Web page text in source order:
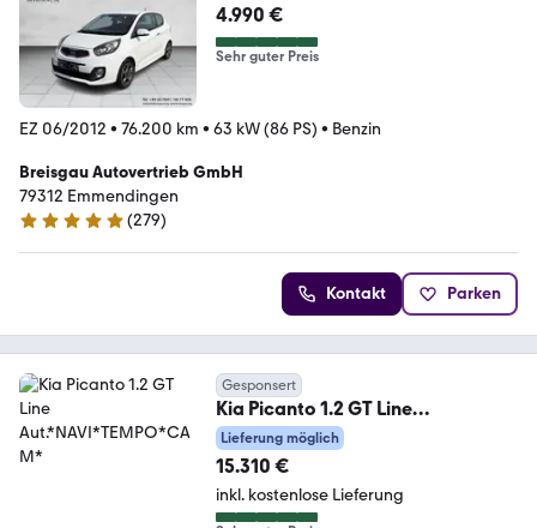
4.990 €
Sehr guter Preis
EZ 06/2012 • 76.200 km • 63 kW (86 PS) • Benzin
Breisgau Autovertrieb GmbH
79312 Emmendingen
5 Sterne
(279)
Kontakt Parken
Gesponsert
Kia Picanto 1.2 GT Line
Aut.*NAVI*TEMPO*CAM*
Lieferung möglich
15.310 €
inkl. kostenlose Lieferung